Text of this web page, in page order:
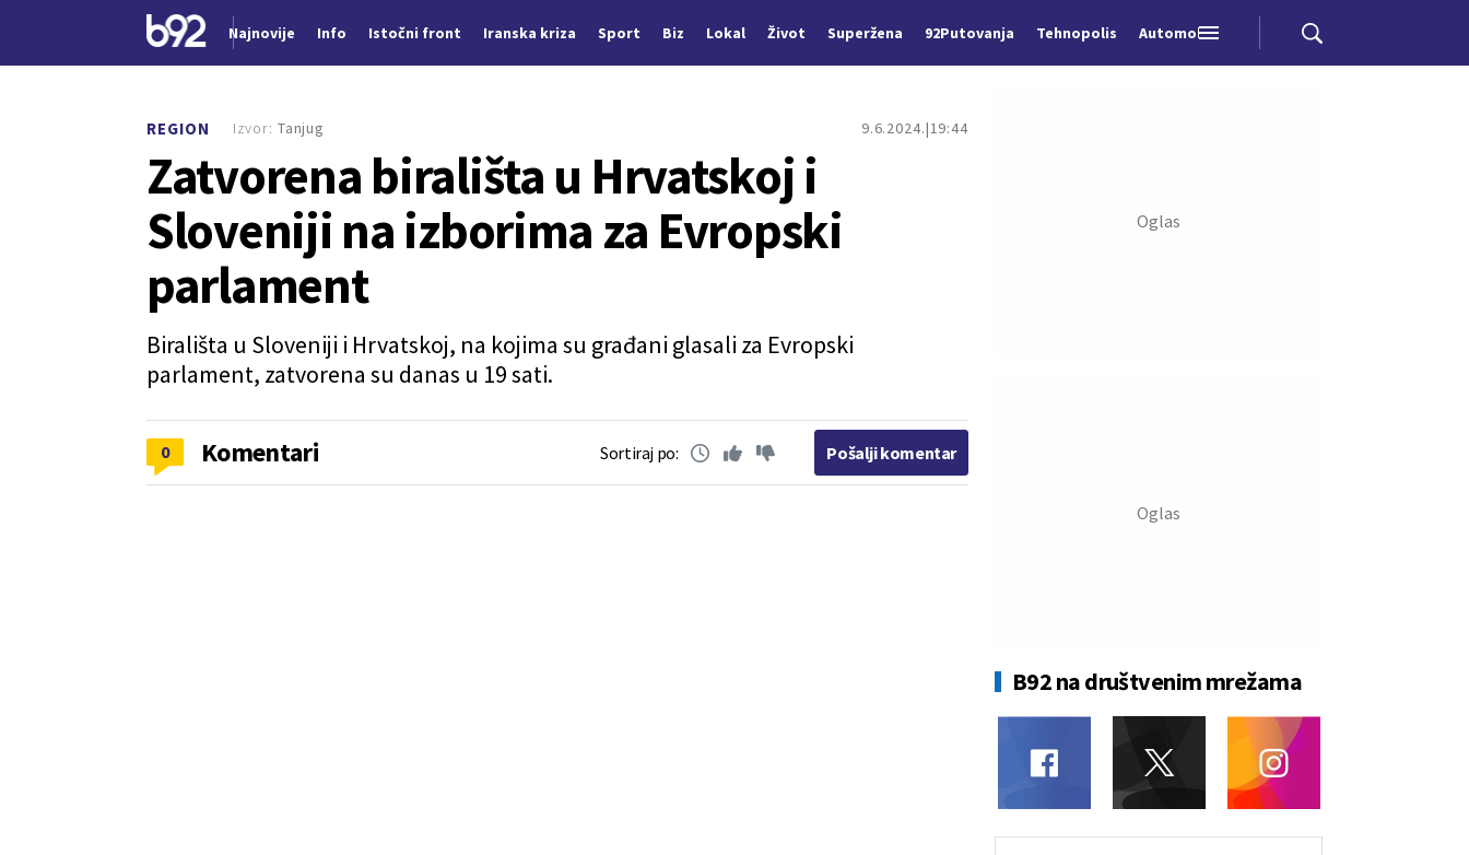
Najnovije Info Istočni front Iranska kriza Sport Biz Lokal Život Superžena 92Putovanja Tehnopolis Automobili
REGION 9.6.2024. 19:44
Zatvorena birališta u Hrvatskoj i
Sloveniji na izborima za Evropski
parlament
Birališta u Sloveniji i Hrvatskoj, na kojima su građani glasali za Evropski
parlament, zatvorena su danas u 19 sati.
Izvor: Tanjug
0 Komentari Sortiraj po: Pošalji komentar
B92 na društvenim mrežama